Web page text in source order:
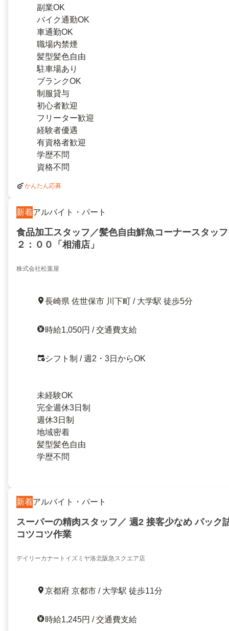
副業OK
バイク通勤OK
車通勤OK
職場内禁煙
髪型髪色自由
駐車場あり
ブランクOK
制服貸与
初心者歓迎
フリーター歓迎
経験者優遇
有資格者歓迎
学歴不問
資格不問
かんたん応募
新着アルバイト・パート
食品加工スタッフ／髪色自由鮮魚コーナースタッ
２：００「相浦店」
株式会社松葉屋
長崎県 佐世保市 川下町 / 大学駅 徒歩5分
時給1,050円 / 交通費支給
シフト制 / 週2・3日からOK
未経験OK
完全週休3日制
週休3日制
地域密着
髪型髪色自由
学歴不問
新着アルバイト・パート
スーパーの精肉スタッフ／ 週2 接客少なめ パック
コツコツ作業
デイリーカナートイズミヤ洛北阪急スクエア店
京都府 京都市 / 大学駅 徒歩11分
時給1,245円 / 交通費支給